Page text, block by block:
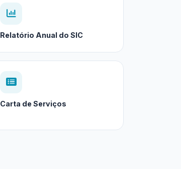
Relatório Anual do SIC
Carta de Serviços